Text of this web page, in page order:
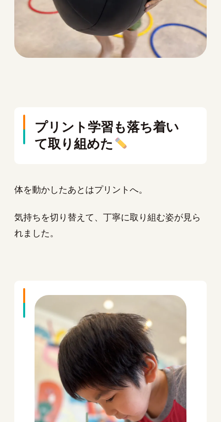
プリント学習も落ち着い
て取り組めた
体を動かしたあとはプリントへ。
気持ちを切り替えて、丁寧に取り組む姿が見ら
れました。